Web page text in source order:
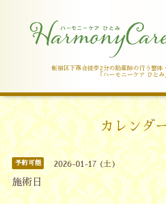
新宿区下落合徒歩2分の助産師の行う整体
「ハーモニーケア ひとみ
カレンダ
予約可能 2026-01-17 (土)
施術日